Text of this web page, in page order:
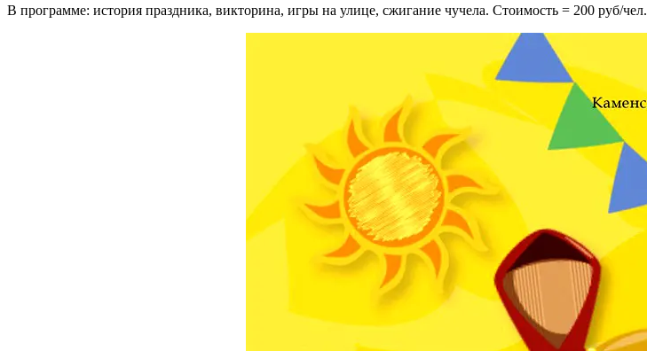
В программе: история праздника, викторина, игры на улице, сжигание чучела. Стоимость = 200 руб/чел.